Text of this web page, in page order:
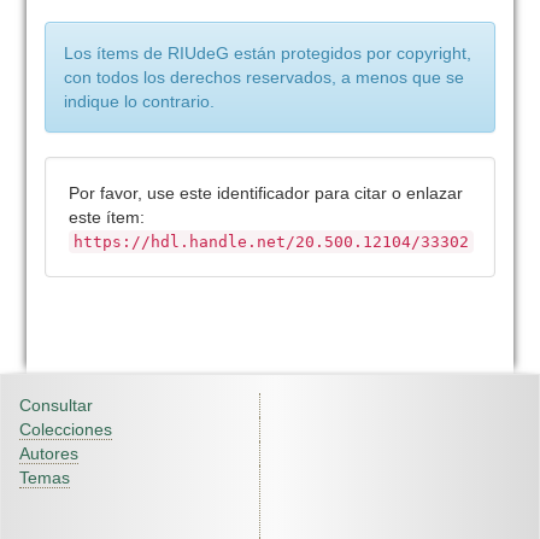
Los ítems de RIUdeG están protegidos por copyright,
con todos los derechos reservados, a menos que se
indique lo contrario.
Por favor, use este identificador para citar o enlazar
este ítem:
https://hdl.handle.net/20.500.12104/33302
Consultar
Colecciones
Autores
Temas